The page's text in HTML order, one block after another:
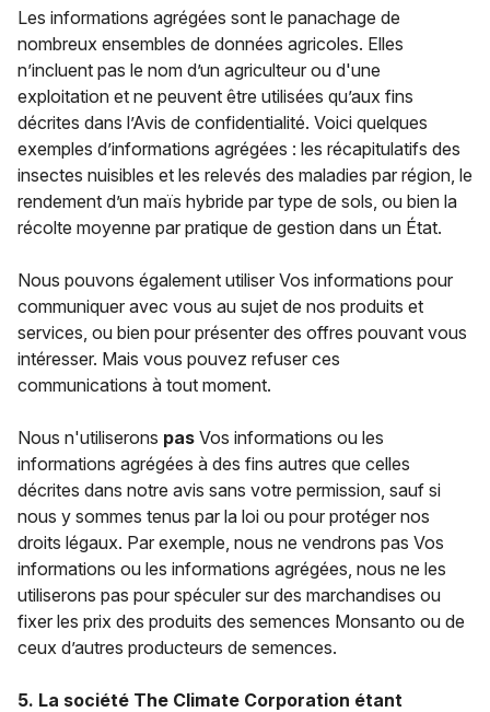
Les informations agrégées sont le panachage de
nombreux ensembles de données agricoles. Elles
n’incluent pas le nom d’un agriculteur ou d'une
exploitation et ne peuvent être utilisées qu’aux fins
décrites dans l’Avis de confidentialité. Voici quelques
exemples d’informations agrégées : les récapitulatifs des
insectes nuisibles et les relevés des maladies par région, le
rendement d’un maïs hybride par type de sols, ou bien la
récolte moyenne par pratique de gestion dans un État.
Nous pouvons également utiliser Vos informations pour
communiquer avec vous au sujet de nos produits et
services, ou bien pour présenter des offres pouvant vous
intéresser. Mais vous pouvez refuser ces
communications à tout moment.
Nous n'utiliserons pas Vos informations ou les
informations agrégées à des fins autres que celles
décrites dans notre avis sans votre permission, sauf si
nous y sommes tenus par la loi ou pour protéger nos
droits légaux. Par exemple, nous ne vendrons pas Vos
informations ou les informations agrégées, nous ne les
utiliserons pas pour spéculer sur des marchandises ou
fixer les prix des produits des semences Monsanto ou de
ceux d’autres producteurs de semences.
5. La société The Climate Corporation étant